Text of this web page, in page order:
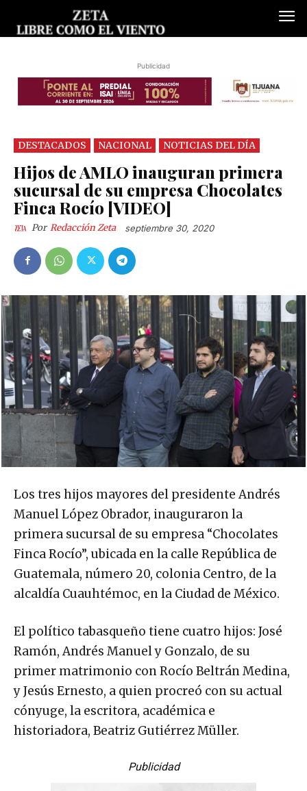
Publicidad
DESTACADOS NACIONAL NOTICIAS DEL DÍA
Hijos de AMLO inauguran primera
sucursal de su empresa Chocolates
Finca Rocío [VIDEO]
Por Redacción Zeta septiembre 30, 2020
Los tres hijos mayores del presidente Andrés
Manuel López Obrador, inauguraron la
primera sucursal de su empresa “Chocolates
Finca Rocío”, ubicada en la calle República de
Guatemala, número 20, colonia Centro, de la
alcaldía Cuauhtémoc, en la Ciudad de México.
El político tabasqueño tiene cuatro hijos: José
Ramón, Andrés Manuel y Gonzalo, de su
primer matrimonio con Rocío Beltrán Medina,
y Jesús Ernesto, a quien procreó con su actual
cónyuge, la escritora, académica e
historiadora, Beatriz Gutiérrez Müller.
Publicidad